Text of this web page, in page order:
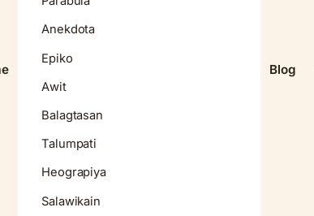
Anekdota
Epiko
Awit
Balagtasan
Talumpati
Heograpiya
Salawikain
Blog